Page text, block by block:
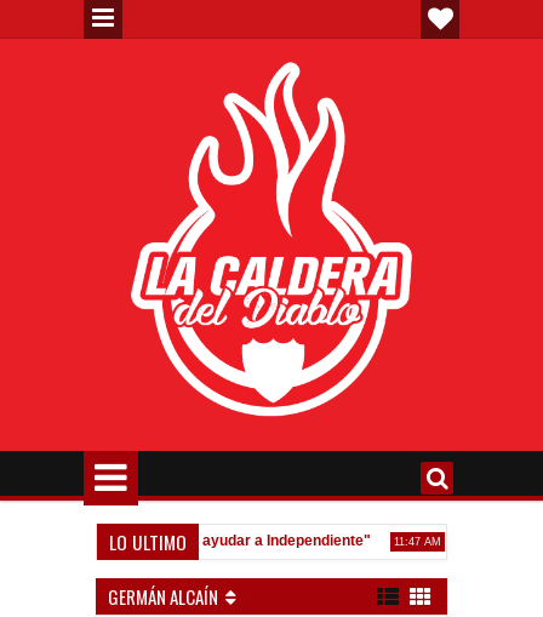
LO ULTIMO
"Siempre quise ayudar a Independiente" 11:47 AM Homenaje a Jorge
GERMÁN ALCAÍN